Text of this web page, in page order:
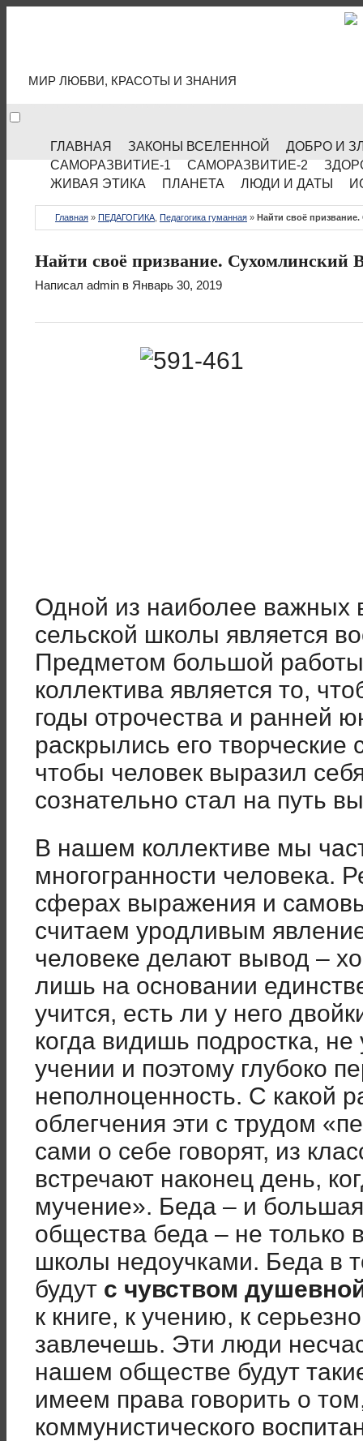
МИР ЛЮБВИ, КРАСОТЫ И ЗНАНИЯ
ГЛАВНАЯ ЗАКОНЫ ВСЕЛЕННОЙ
ДОБРО И
САМОРАЗВИТИЕ-1
САМОРАЗВИТИЕ-2
ЖИВАЯ ЭТИКА
ПЛАНЕТА ЛЮДИ И ДАТЫ
Главная » ПЕДАГОГИКА Педагогика гуманная » Найти своё
Найти своё призвание. Сухомлинский
Написал admin в Январь 30, 2019
Одной из наиболее важных
сельской школы является
Предметом большой работы
коллектива является то,
годы отрочества и ранней
раскрылись его творческие
чтобы человек выразил
сознательно стал на путь
В нашем коллективе мы
многогранности человека.
сферах выражения и
считаем уродливым
человеке делают вывод –
лишь на основании
учится, есть ли у него
когда видишь подростка,
учении и поэтому глубоко
неполноценность. С какой
облегчения эти с трудом
сами о себе говорят, из
встречают наконец день,
мучение». Беда – и
общества беда – не только
школы недоучками. Беда в
будут с чувством
к книге, к учению, к
завлечешь. Эти люди
нашем обществе будут
имеем права говорить о
коммунистического